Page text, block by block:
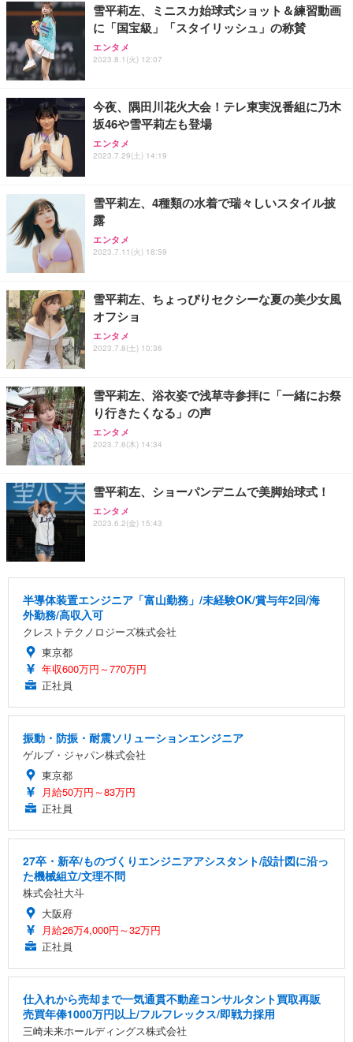
雪平莉左、ミニスカ始球式ショット＆練習動画
に「国宝級」「スタイリッシュ」の称賛
エンタメ
2023.8.1(火) 12:07
今夜、隅田川花火大会！テレ東実況番組に乃木
坂46や雪平莉左も登場
エンタメ
2023.7.29(土) 14:19
雪平莉左、4種類の水着で瑞々しいスタイル披
露
エンタメ
2023.7.11(火) 18:59
雪平莉左、ちょっぴりセクシーな夏の美少女風
オフショ
エンタメ
2023.7.8(土) 10:36
雪平莉左、浴衣姿で浅草寺参拝に「一緒にお祭
り行きたくなる」の声
エンタメ
2023.7.6(木) 14:34
雪平莉左、ショーパンデニムで美脚始球式！
エンタメ
2023.6.2(金) 15:43
半導体装置エンジニア「富山勤務」/未経験OK/賞与年2回/海
外勤務/高収入可
クレストテクノロジーズ株式会社
東京都
年収600万円～770万円
正社員
振動・防振・耐震ソリューションエンジニア
ゲルブ・ジャパン株式会社
東京都
月給50万円～83万円
正社員
27卒・新卒/ものづくりエンジニアアシスタント/設計図に沿っ
た機械組立/文理不問
株式会社大斗
大阪府
月給26万4,000円～32万円
正社員
仕入れから売却まで一気通貫不動産コンサルタント買取再販
売買年俸1000万円以上/フルフレックス/即戦力採用
三崎未来ホールディングス株式会社